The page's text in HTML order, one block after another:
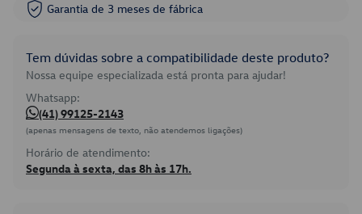
Garantia de 3 meses de fábrica
Tem dúvidas sobre a compatibilidade deste produto?
Nossa equipe especializada está pronta para ajudar!
Whatsapp:
(41) 99125-2143
(apenas mensagens de texto, não atendemos ligações)
Horário de atendimento:
Segunda à sexta, das 8h às 17h.